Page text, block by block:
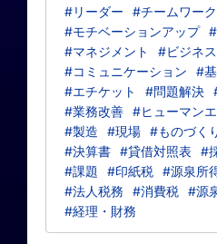
#リーダー
#チームワーク
#モチベーションアップ
#マネジメント
#ビジネ
#コミュニケーション
#
#エチケット
#問題解決
#業務改善 #ヒューマン
#製造
#現場 #ものづく
#決算書 #貸借対照表 #
#課題
#印紙税 #源泉所
#法人税務
#消費税 #源
#経理・財務